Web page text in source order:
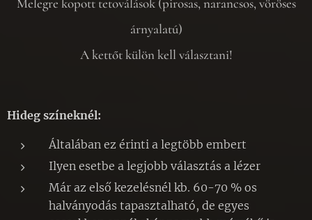
árnyalatú)
A kettőt külön kell választani!
Hideg színeknél:
Általában ez érinti a legtöbb embert
Ilyen esetbe a legjobb választás a lézer
Már az első kezelésnél kb. 60-70 % os
halványodás tapasztalható, de egyes